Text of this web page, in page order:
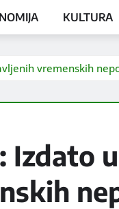
KULTURA
vremenskih
Izdato